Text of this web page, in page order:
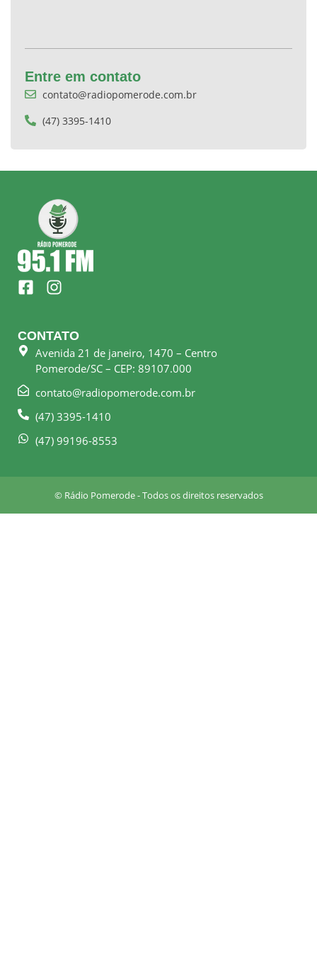
Entre em contato
contato@radiopomerode.com.br
(47) 3395-1410
F
a
e
b
o
k
s
q
a
I
n
t
a
g
r
a
m
CONTATO
Avenida 21 de janeiro, 1470 – Centro
Pomerode/SC – CEP: 89107.000
contato@radiopomerode.com.br
(47) 3395-1410
(47) 99196-8553
© Rádio Pomerode - Todos os direitos reservados